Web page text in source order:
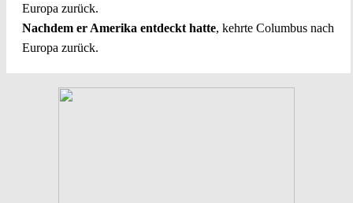
Europa zurück.
Nachdem er Amerika entdeckt hatte, kehrte Columbus nach
Europa zurück.